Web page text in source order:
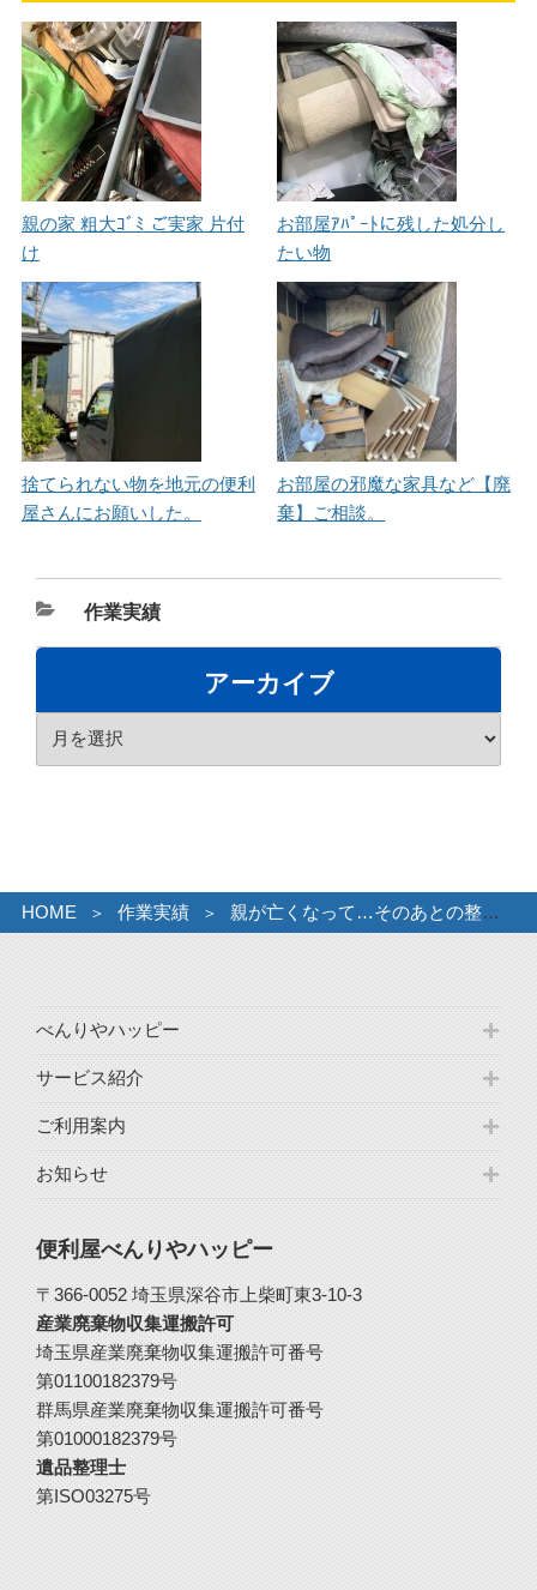
親の家 粗大ｺﾞﾐ ご実家 片付
け
お部屋ｱﾊﾟｰﾄに残した処分し
たい物
捨てられない物を地元の便利
屋さんにお願いした。
お部屋の邪魔な家具など【廃
棄】ご相談。
カ
テ
ー
作業実績
アーカイブ
HOME 作業実績 親が亡くなって…そのあとの整理を。
べんりやハッピー
サービス紹介
ご利用案内
お知らせ
便利屋べんりやハッピー
〒366-0052 埼玉県深谷市上柴町東3-10-3
産業廃棄物収集運搬許可
埼玉県産業廃棄物収集運搬許可番号
第01100182379号
群馬県産業廃棄物収集運搬許可番号
第01000182379号
遺品整理士
第ISO03275号